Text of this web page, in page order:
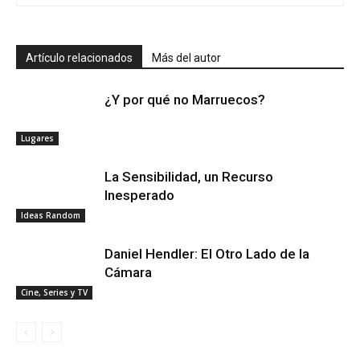
Artículo relacionados Más del autor
Lugares
¿Y por qué no Marruecos?
Ideas Random
La Sensibilidad, un Recurso
Inesperado
Cine, Series y TV
Daniel Hendler: El Otro Lado de la
Cámara